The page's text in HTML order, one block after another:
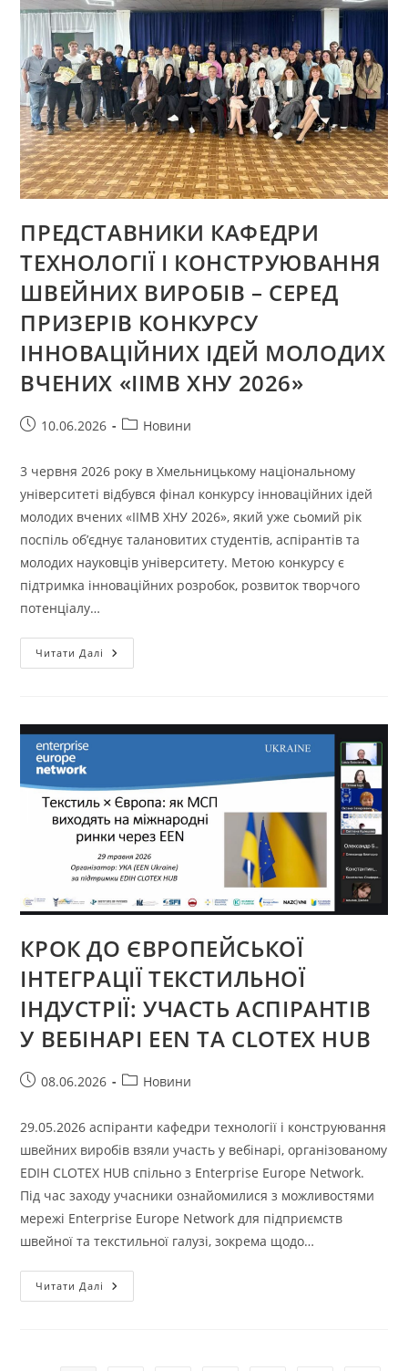
МОЛОДИХ
ДИЗАЙНЕРІВ
ОДЯГУ
«БАРВИ
ПОДІЛЛЯ
–
2026»
ПРЕДСТАВНИКИ КАФЕДРИ
ТЕХНОЛОГІЇ І КОНСТРУЮВАННЯ
ШВЕЙНИХ ВИРОБІВ – СЕРЕД
ПРИЗЕРІВ КОНКУРСУ
ІННОВАЦІЙНИХ ІДЕЙ МОЛОДИХ
ВЧЕНИХ «ІІМВ ХНУ 2026»
Запис10.06.2026
Категорія
Новини
3 червня 2026 року в Хмельницькому національному
університеті відбувся фінал конкурсу інноваційних ідей
молодих вчених «ІІМВ ХНУ 2026», який уже сьомий рік
поспіль об’єднує талановитих студентів, аспірантів та
молодих науковців університету. Метою конкурсу є
підтримка інноваційних розробок, розвиток творчого
потенціалу…
Читати Далі ПРЕДСТАВНИКИ
КАФЕДРИ
ВИРОБІВ
ІННОВАЦІЙНИХ
ІДЕЙ
МОЛОДИХ
ВЧЕНИХ
«ІІМВ
ХНУ
2026»
КРОК ДО ЄВРОПЕЙСЬКОЇ
ІНТЕГРАЦІЇ ТЕКСТИЛЬНОЇ
ІНДУСТРІЇ: УЧАСТЬ АСПІРАНТІВ
У ВЕБІНАРІ EEN ТА CLOTEX HUB
Запис08.06.2026
Категорія
Новини
29.05.2026 аспіранти кафедри технології і конструювання
швейних виробів взяли участь у вебінарі, організованому
EDIH CLOTEX HUB спільно з Enterprise Europe Network.
Під час заходу учасники ознайомилися з можливостями
мережі Enterprise Europe Network для підприємств
швейної та текстильної галузі, зокрема щодо…
Читати Далі КРОК
ДО